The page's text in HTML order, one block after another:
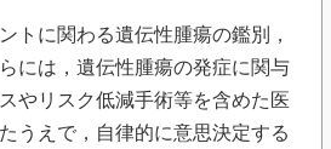
トに関わる遺伝性腫瘍の鑑別，
には，遺伝性腫瘍の発症に関与
やリスク低減手術等を含めた医
うえで，自律的に意思決定する